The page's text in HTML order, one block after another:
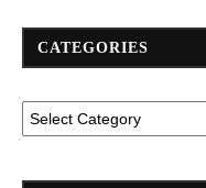
CATEGORIES